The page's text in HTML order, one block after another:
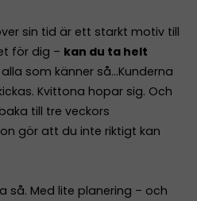
sin tid är ett starkt motiv till
för dig – kan du ta helt
som känner så…Kunderna
Kvittona hopar sig. Och
till tre veckors
gör att du inte riktigt kan
så. Med lite planering – och